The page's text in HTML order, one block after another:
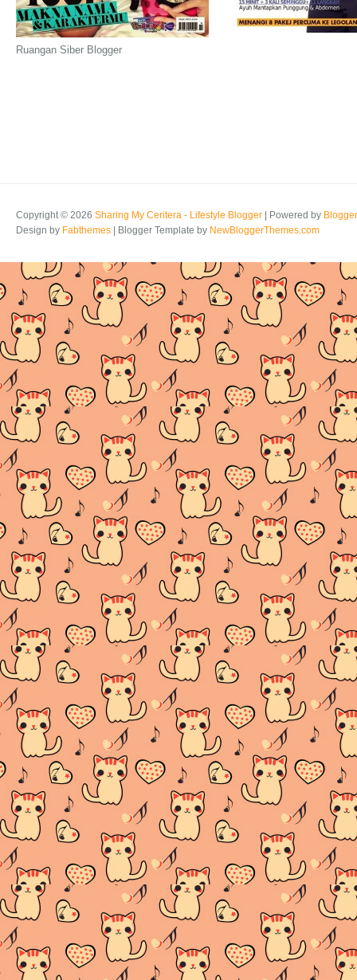
Ruangan Siber Blogger
Copyright © 2026 Sharing My Ceritera - Lifestyle Blogger | Powered by Blogger
Design by Fabthemes | Blogger Template by NewBloggerThemes.com